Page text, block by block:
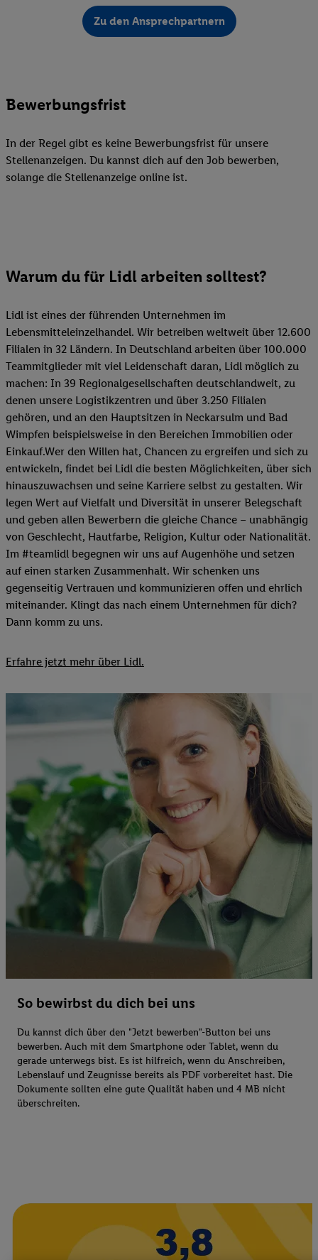
Zu den Ansprechpartnern
Bewerbungsfrist
In der Regel gibt es keine Bewerbungsfrist für unsere
Stellenanzeigen. Du kannst dich auf den Job bewerben,
solange die Stellenanzeige online ist.
Warum du für Lidl arbeiten solltest?
Lidl ist eines der führenden Unternehmen im
Lebensmitteleinzelhandel. Wir betreiben weltweit über 12.600
Filialen in 32 Ländern. In Deutschland arbeiten über 100.000
Teammitglieder mit viel Leidenschaft daran, Lidl möglich zu
machen: In 39 Regionalgesellschaften deutschlandweit, zu
denen unsere Logistikzentren und über 3.250 Filialen
gehören, und an den Hauptsitzen in Neckarsulm und Bad
Wimpfen beispielsweise in den Bereichen Immobilien oder
Einkauf.Wer den Willen hat, Chancen zu ergreifen und sich zu
entwickeln, findet bei Lidl die besten Möglichkeiten, über sich
hinauszuwachsen und seine Karriere selbst zu gestalten. Wir
legen Wert auf Vielfalt und Diversität in unserer Belegschaft
und geben allen Bewerbern die gleiche Chance – unabhängig
von Geschlecht, Hautfarbe, Religion, Kultur oder Nationalität.
Im #teamlidl begegnen wir uns auf Augenhöhe und setzen
auf einen starken Zusammenhalt. Wir schenken uns
gegenseitig Vertrauen und kommunizieren offen und ehrlich
miteinander. Klingt das nach einem Unternehmen für dich?
Dann komm zu uns.​
Erfahre jetzt mehr über Lidl.
So bewirbst du dich bei uns
Du kannst dich über den "Jetzt bewerben"-Button bei uns
bewerben. Auch mit dem Smartphone oder Tablet, wenn du
gerade unterwegs bist. Es ist hilfreich, wenn du Anschreiben,
Lebenslauf und Zeugnisse bereits als PDF vorbereitet hast. Die
Dokumente sollten eine gute Qualität haben und 4 MB nicht
überschreiten.